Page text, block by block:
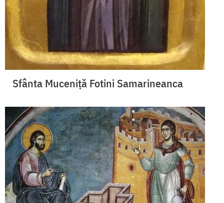
Sfânta Muceniţă Fotini Samarineanca